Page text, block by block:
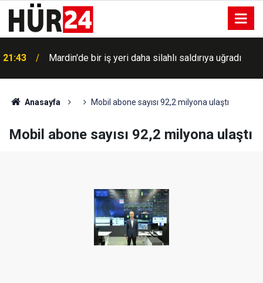
21:43 Mardin'de bir iş yeri daha silahlı saldırıya uğradı
Anasayfa Mobil abone sayısı 92,2 milyona ulaştı
Mobil abone sayısı 92,2 milyona ulaştı